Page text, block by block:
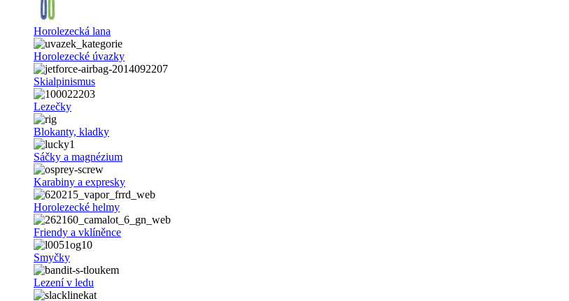
Horolezecká lana
Horolezecké úvazky
Skialpinismus
Lezečky
Blokanty, kladky
Sáčky a magnézium
Karabiny a expresky
Horolezecké helmy
Friendy a vklíněnce
Smyčky
Lezení v ledu